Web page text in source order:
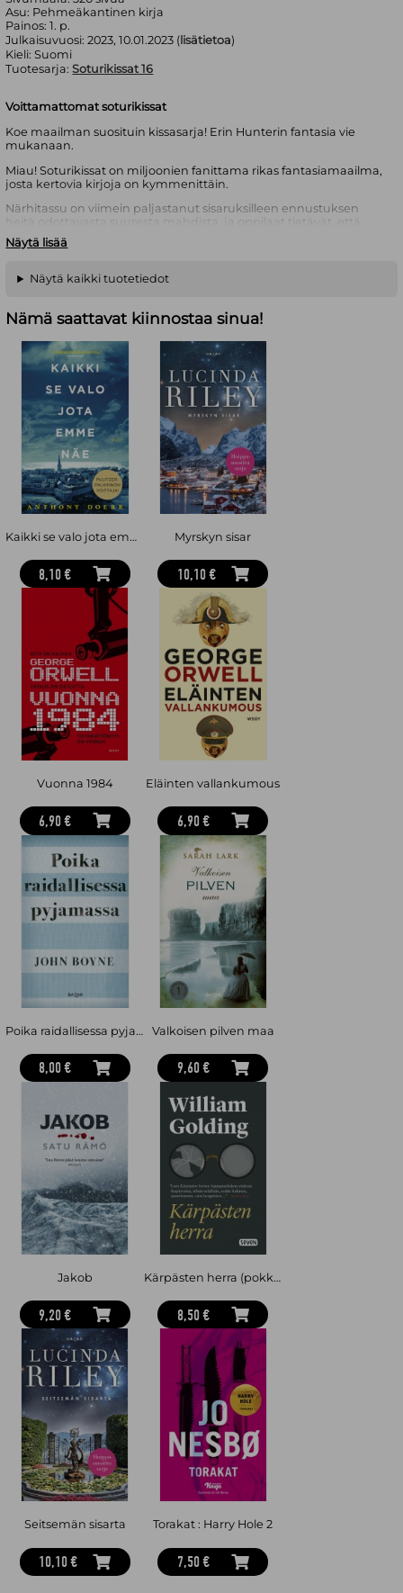
Asu: Pehmeäkantinen kirja
Painos:1. p.
Julkaisuvuosi:2023, 10.01.2023 ( lisätietoa)
Kieli:Suomi
Tuotesarja: Soturikissat 16
Voittamattomat soturikissat
Koe maailman suosituin kissasarja! Erin Hunterin fantasia vie
mukanaan.
Miau! Soturikissat on miljoonien fanittama rikas fantasiamaailma,
josta kertovia kirjoja on kymmenittäin.
Närhitassu on viimein paljastanut sisaruksilleen ennustuksen
heitä odottavasta suuresta mahdista, ja oppilaat tietävät, että
klaanien tulevaisuus on heidän käpälissään. Eräänä päivänä
metsään ilmestyy muukalainen, joka varoittaa klaanikissoja
Tähtiklaanilla ei ole antaa vastauksia. Kissojen usko alkaa horjua
ja heidän voimansa joutuvat koetukselle, kun Myrskyklaaniin
ennennäkemättömään taisteluun.
Kolmikon mahti on kolmas klaanikissoista kertova saaga.
Pimennys on saagan neljäs osa.
monikymmenosainen Soturikissat-sarja on
noussut suureen maailmanlaajuiseen suosioon. Suomeksi
Hunterilta on julkaistu myös sarjoja Uljasmaa, Pandojen
valtakunta, Etsijät ja Selviytyjät. Salanimi Erin Hunterin taakse
kätkeytyy seitsemän britti- ja yhden amerikkalaiskirjailijan tiimi.
Näytä lisää
Näytä kaikki tuotetiedot
Nämä saattavat kiinnostaa sinua!
Kaikki se valo jota emme näe
8,10 €
Myrskyn sisar
10,10 €
Vuonna 1984
6,90 €
Eläinten vallankumous
6,90 €
Poika raidallisessa pyjamassa
8,00 €
Valkoisen pilven maa
9,60 €
Jakob
9,20 €
Kärpästen herra (pokkari)
8,50 €
Seitsemän sisarta
10,10 €
Torakat : Harry Hole 2
7,50 €